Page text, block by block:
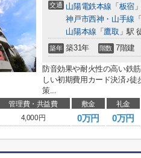
交通 山陽電鉄本線 「 板宿
神戸市西神・山手線
山陽本線 「 鷹取 」駅
築年 築31年 階数 7階建
防音効果や耐火性の高い鉄
しい初期費用カード決済♪
策...
管理費・共益費 敷金 礼金
4,000円 0万円 0万円